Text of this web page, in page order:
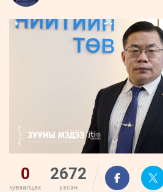
Бүртгүүлэх
хөгжил
Leaderships
forum
УРЛАГ
0
хуваалцах
2672
үзсэн